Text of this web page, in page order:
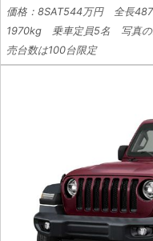
価格：8SAT544万円 全長
1970kg 乗車定員5名 写真の
売台数は100台限定